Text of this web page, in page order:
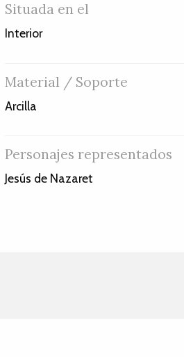
Situada en el
Interior
Material / Soporte
Arcilla
Personajes representados
Jesús de Nazaret